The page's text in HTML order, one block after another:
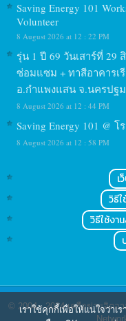
Saving Energy 101
Volunteer
8 August 2026 at 12 : 22 PM
รุ่น 1 ปี 69 วันเสาร์ที่ 29
ซ่อมแซม + ทาสีอาคารเ
อ.กำแพงแสน จ.นครปฐม
8 August 2026 at 12 : 44 PM
Saving Energy 101 @ โ
8 August 2026 at 12 : 58 PM
เ
วิธี
วิธีใช้งา
© 2004 - 2024เครือข่ายจิตอ
เราใช้คุกกี้เพื่อให้แน่ใจว่า